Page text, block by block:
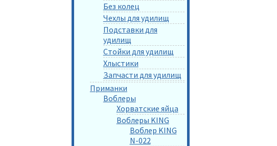
Без колец
Чехлы для удилищ
Подставки для
удилищ
Стойки для удилищ
Хлыстики
Запчасти для удилищ
Приманки
Воблеры
Хорватские яйца
Воблеры KING
Воблер KING
N-022